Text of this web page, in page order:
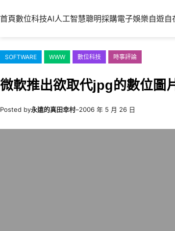
首頁數位科技AI人工智慧聰明採購電子娛樂自遊自
SOFTWARE WWW 數位科技 時事評論
微軟推出欲取代jpg的數位
Posted by永遠的真田幸村–2006 年 5 月 26 日